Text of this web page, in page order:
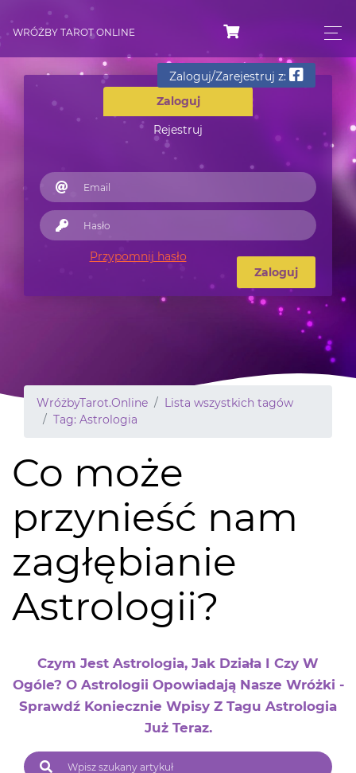
WRÓŻBY TAROT ONLINE
Zaloguj
Rejestruj
Zaloguj/Zarejestruj z:
Przypomnij hasło
Zaloguj
WróżbyTarot.Online
Lista wszystkich tagów
Tag: Astrologia
Co może
przynieść nam
zagłębianie
Astrologii?
Czym Jest Astrologia, Jak Działa I Czy W
Ogóle? O Astrologii Opowiadają Nasze Wróżki -
Sprawdź Koniecznie Wpisy Z Tagu Astrologia
Już Teraz.